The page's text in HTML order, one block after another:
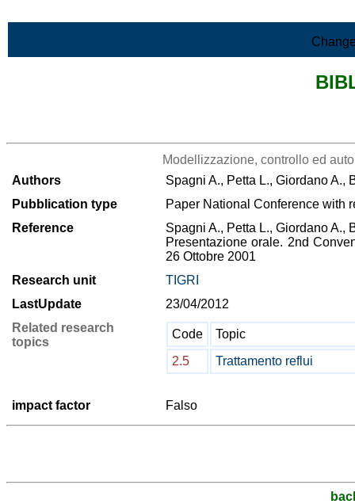
Modellizzazione, controllo ed
Authors
Spagni A., Petta L., Giordano A.,
Pubblication type
Paper National Conference with
Reference
Spagni A., Petta L., Giordano A.,
Presentazione orale. 2nd
26 Ottobre 2001
Research unit
TIGRI
LastUpdate
23/04/2012
Related research
topics
Code
Topic
2.5
Trattamento reflui
impact factor Falso